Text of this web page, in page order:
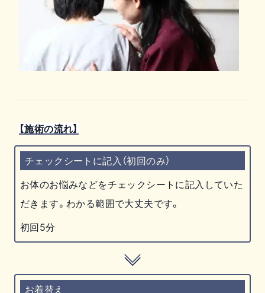
【施術の流れ】
チェックシートに記入（初回のみ）
お体のお悩みなどをチェックシートに記入していた
だきます。わかる範囲で大丈夫です。
初回5分
お着替え